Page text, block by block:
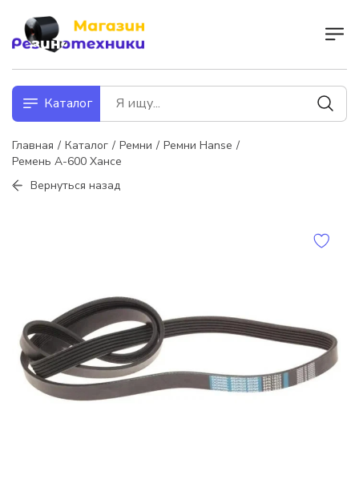
Каталог
Главная Каталог Ремни
Ремни Hanse
Ремень А-600 Хансе
Вернуться назад